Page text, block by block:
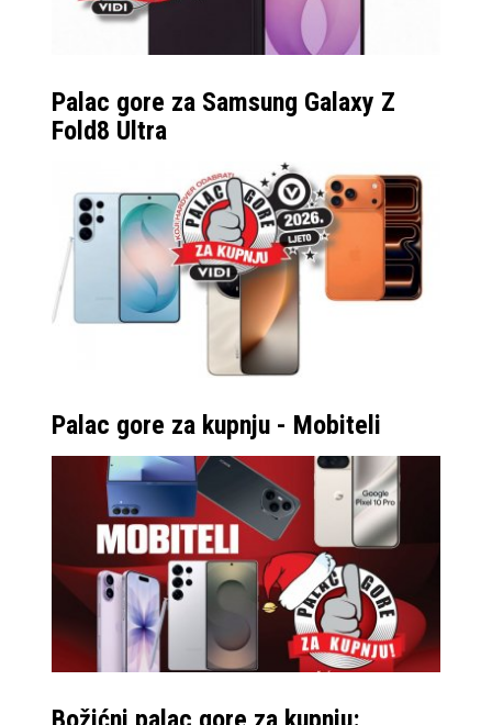
Palac gore za Samsung Galaxy Z
Fold8 Ultra
Palac gore za kupnju - Mobiteli